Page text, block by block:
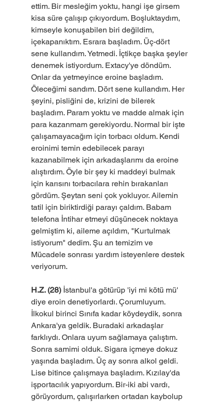
ettim. Bir mesleğim yoktu, hangi işe girsem
kisa süre çalışıp çıkıyordum. Boşluktaydım,
kimseyle konuşabilen biri değildim,
içekapanıktım. Esrara başladım. Üç-dört
sene kullandım. Yetmedi. İçtikçe başka şeyler
denemek istiyordum. Extacy'ye döndüm.
Onlar da yetmeyince eroine başladım.
Öleceğimi sandım. Dört sene kullandım. Her
şeyini, pisliğini de, krizini de bilerek
başladım. Param yoktu ve madde almak için
para kazanmam gerekiyordu. Normal bir işte
çalışamayacağım için torbacı oldum. Kendi
eroinimi temin edebilecek parayı
kazanabilmek için arkadaşlarımı da eroine
alıştırdım. Öyle bir şey ki maddeyi bulmak
için karısını torbacılara rehin bırakanları
gördüm. Şeytan seni çok yokluyor. Ailemin
tatil için biriktirdiği parayı çaldım. Babam
telefona İntihar etmeyi düşünecek noktaya
gelmiştim ki, aileme açıldım, "Kurtulmak
istiyorum" dedim. Şu an temizim ve
Mücadele sonrası yardım isteyenlere destek
veriyorum.
H.Z. (28) İstanbul'a götürüp 'iyi mi kötü mü'
diye eroin denetiyorlardı. Çorumluyum.
İlkokul birinci Sınıfa kadar köydeydik, sonra
Ankara'ya geldik. Buradaki arkadaşlar
farklıydı. Onlara uyum sağlamaya çalıştım.
Sonra samimi olduk. Sigara içmeye dokuz
yaşında başladım. Üç ay sonra alkol geldi.
Lise bitince çalışmaya başladım. Kızılay'da
işportacılık yapıyordum. Bir-iki abi vardı,
görüyordum, çalışırlarken ortadan kaybolup